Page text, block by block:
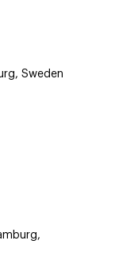
Sweden